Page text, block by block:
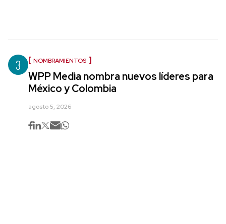
3 NOMBRAMIENTOS
WPP Media nombra nuevos líderes para
México y Colombia
agosto 5, 2026